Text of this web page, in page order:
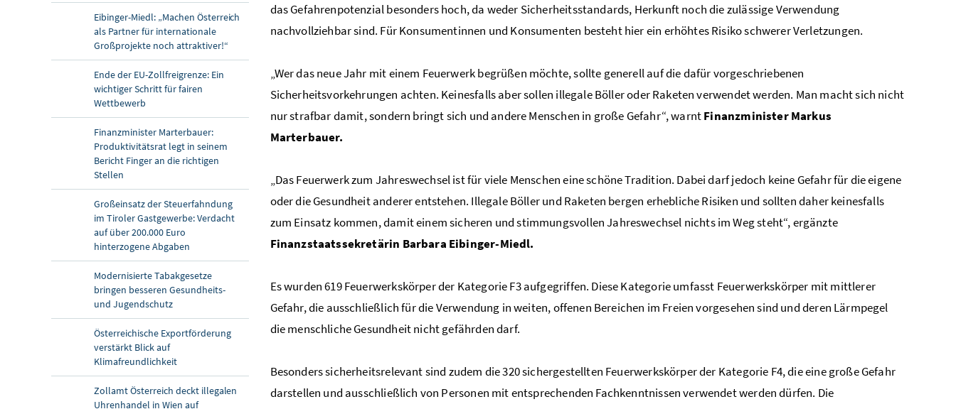
Eibinger-Miedl: „Machen Österreich
als Partner für internationale
Großprojekte noch attraktiver!“
Ende der EU-Zollfreigrenze: Ein
wichtiger Schritt für fairen
Wettbewerb
Finanzminister Marterbauer:
Produktivitätsrat legt in seinem
Bericht Finger an die richtigen
Stellen
Großeinsatz der Steuerfahndung
im Tiroler Gastgewerbe: Verdacht
auf über 200.000 Euro
hinterzogene Abgaben
Modernisierte Tabakgesetze
bringen besseren Gesundheits-
und Jugendschutz
Österreichische Exportförderung
verstärkt Blick auf
Klimafreundlichkeit
Zollamt Österreich deckt illegalen
Uhrenhandel in Wien auf
das Gefahrenpotenzial besonders hoch, da weder Sicherheitsstandards, Herkunft noch die zulässige Verwendung
nachvollziehbar sind. Für Konsumentinnen und Konsumenten besteht hier ein erhöhtes Risiko schwerer Verletzungen.
„Wer das neue Jahr mit einem Feuerwerk begrüßen möchte, sollte generell auf die dafür vorgeschriebenen
Sicherheitsvorkehrungen achten. Keinesfalls aber sollen illegale Böller oder Raketen verwendet werden. Man macht sich nicht
nur strafbar damit, sondern bringt sich und andere Menschen in große Gefahr“, warntFinanzminister Markus
Marterbauer.
„Das Feuerwerk zum Jahreswechsel ist für viele Menschen eine schöne Tradition. Dabei darf jedoch keine Gefahr für die eigene
oder die Gesundheit anderer entstehen. Illegale Böller und Raketen bergen erhebliche Risiken und sollten daher keinesfalls
zum Einsatz kommen, damit einem sicheren und stimmungsvollen Jahreswechsel nichts im Weg steht“, ergänzte
Finanzstaatssekretärin Barbara Eibinger-Miedl.
Es wurden 619 Feuerwerkskörper der Kategorie F3 aufgegriffen. Diese Kategorie umfasst Feuerwerkskörper mit mittlerer
Gefahr, die ausschließlich für die Verwendung in weiten, offenen Bereichen im Freien vorgesehen sind und deren Lärmpegel
die menschliche Gesundheit nicht gefährden darf.
Besonders sicherheitsrelevant sind zudem die 320 sichergestellten Feuerwerkskörper der Kategorie F4, die eine große Gefahr
darstellen und ausschließlich von Personen mit entsprechenden Fachkenntnissen verwendet werden dürfen. Die